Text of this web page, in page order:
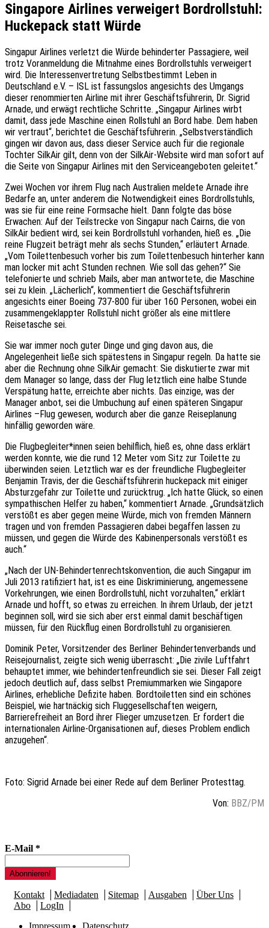
Singapore Airlines verweigert Bordrollstuhl:
Huckepack statt Würde
Singapur Airlines verletzt die Würde behinderter Passagiere, weil
trotz Voranmeldung die Mitnahme eines Bordrollstuhls verweigert
wird. Die Interessenvertretung Selbstbestimmt Leben in
Deutschland e.V. – ISL ist fassungslos angesichts des Umgangs
dieser renommierten Airline mit ihrer Geschäftsführerin, Dr. Sigrid
Arnade, und erwägt rechtliche Schritte. „Singapur Airlines wirbt
damit, dass jede Maschine einen Rollstuhl an Bord habe. Dem haben
wir vertraut“, berichtet die Geschäftsführerin. „Selbstverständlich
gingen wir davon aus, dass dieser Service auch für die regionale
Tochter SilkAir gilt, denn von der SilkAir-Website wird man sofort auf
die Seite von Singapur Airlines mit den Serviceangeboten geleitet.“
Zwei Wochen vor ihrem Flug nach Australien meldete Arnade ihre
Bedarfe an, unter anderem die Notwendigkeit eines Bordrollstuhls,
was sie für eine reine Formsache hielt. Dann folgte das böse
Erwachen: Auf der Teilstrecke von Singapur nach Cairns, die von
SilkAir bedient wird, sei kein Bordrollstuhl vorhanden, hieß es. „Die
reine Flugzeit beträgt mehr als sechs Stunden,“ erläutert Arnade.
„Vom Toilettenbesuch vorher bis zum Toilettenbesuch hinterher kann
man locker mit acht Stunden rechnen. Wie soll das gehen?“ Sie
telefonierte und schrieb Mails, aber man antwortete, die Maschine
sei zu klein. „Lächerlich“, kommentiert die Geschäftsführerin
angesichts einer Boeing 737-800 für über 160 Personen, wobei ein
zusammengeklappter Rollstuhl nicht größer als eine mittlere
Reisetasche sei.
Sie war immer noch guter Dinge und ging davon aus, die
Angelegenheit ließe sich spätestens in Singapur regeln. Da hatte sie
aber die Rechnung ohne SilkAir gemacht: Sie diskutierte zwar mit
dem Manager so lange, dass der Flug letztlich eine halbe Stunde
Verspätung hatte, erreichte aber nichts. Das einzige, was der
Manager anbot, sei die Umbuchung auf einen späteren Singapur
Airlines –Flug gewesen, wodurch aber die ganze Reiseplanung
hinfällig geworden wäre.
Die Flugbegleiter*innen seien behilflich, hieß es, ohne dass erklärt
werden konnte, wie die rund 12 Meter vom Sitz zur Toilette zu
überwinden seien. Letztlich war es der freundliche Flugbegleiter
Benjamin Travis, der die Geschäftsführerin huckepack mit einiger
Absturzgefahr zur Toilette und zurücktrug. „Ich hatte Glück, so einen
sympathischen Helfer zu haben,“ kommentiert Arnade. „Grundsätzlich
verstößt es aber gegen meine Würde, mich von fremden Männern
tragen und von fremden Passagieren dabei begaffen lassen zu
müssen, und gegen die Würde des Kabinenpersonals verstößt es
auch.“
„Nach der UN-Behindertenrechtskonvention, die auch Singapur im
Juli 2013 ratifiziert hat, ist es eine Diskriminierung, angemessene
Vorkehrungen, wie einen Bordrollstuhl, nicht vorzuhalten,“ erklärt
Arnade und hofft, so etwas zu erreichen. In ihrem Urlaub, der jetzt
beginnen soll, wird sie sich aber erst einmal damit beschäftigen
müssen, für den Rückflug einen Bordrollstuhl zu organisieren.
Dominik Peter, Vorsitzender des Berliner Behindertenverbands und
Reisejournalist, zeigte sich wenig überrascht: „Die zivile Luftfahrt
behauptet immer, wie behindertenfreundlich sie sei. Dieser Fall zeigt
jedoch deutlich auf, dass selbst Premiummarken wie Singapore
Airlines, erhebliche Defizite haben. Bordtoiletten sind ein schönes
Beispiel, wie hartnäckig sich Fluggesellschaften weigern,
Barrierefreiheit an Bord ihrer Flieger umzusetzen. Er fordert die
internationalen Airline-Organisationen auf, dieses Problem endlich
anzugehen“.
Foto: Sigrid Arnade bei einer Rede auf dem Berliner Protesttag.
Von: BBZ/PM
E-Mail *
Kontakt Mediadaten Sitemap Ausgaben
Über Uns
Abo
LogIn